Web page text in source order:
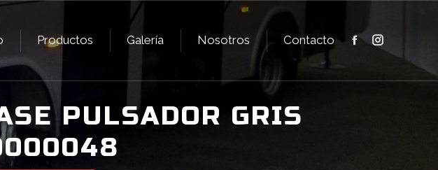
Productos Galería Nosotros Contacto
FacebookInstagram
PULSADOR GRIS
Galería
Facebook